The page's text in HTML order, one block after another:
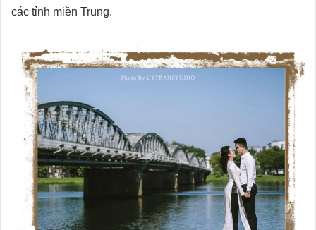
các tỉnh miền Trung.